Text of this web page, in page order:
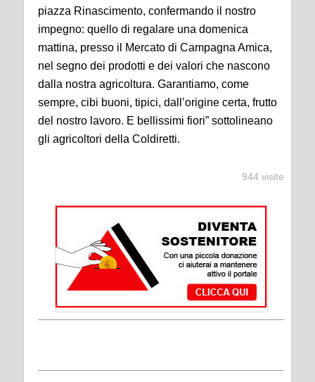
piazza Rinascimento, confermando il nostro
impegno: quello di regalare una domenica
mattina, presso il Mercato di Campagna Amica,
nel segno dei prodotti e dei valori che nascono
dalla nostra agricoltura. Garantiamo, come
sempre, cibi buoni, tipici, dall’origine certa, frutto
del nostro lavoro. E bellissimi fiori” sottolineano
gli agricoltori della Coldiretti.
944 visite